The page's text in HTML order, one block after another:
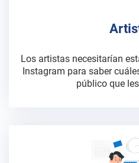
Los artistas necesitarían
Instagram para saber
público que